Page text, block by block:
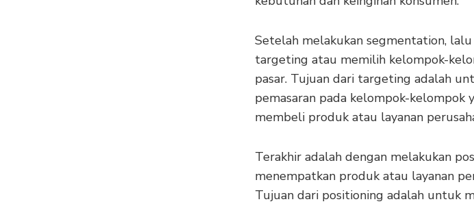
Setelah melakukan segmentation,
targeting atau memilih kelompok-
pasar. Tujuan dari targeting adalah
pemasaran pada kelompok-
membeli produk atau layanan
Terakhir adalah dengan melakukan
menempatkan produk atau layanan
Tujuan dari positioning adalah untuk